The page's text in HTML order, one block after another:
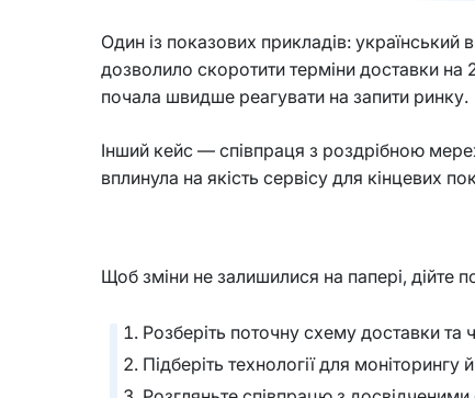
Один із показових прикладів:
дозволило скоротити терміни доставки на
почала швидше реагувати на запити ринку.
Інший кейс — співпраця з роздрібною
вплинула на якість сервісу для кінцевих
Щоб зміни не залишилися на папері, дійте
Розберіть поточну схему доставки та
Підберіть технології для